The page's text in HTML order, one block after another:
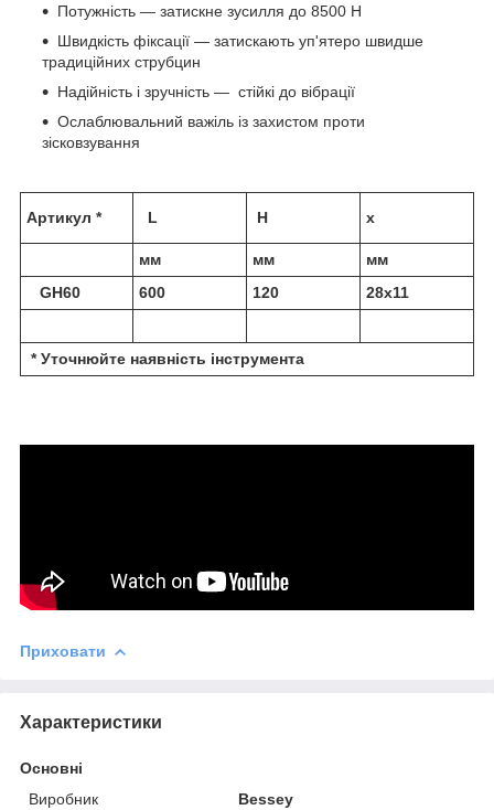
Потужність — затискне зусилля до 8500 Н
Швидкість фіксації — затискають уп'ятеро швидше
традиційних струбцин
Надійність і зручність — стійкі до вібрації
Ослаблювальний важіль із захистом проти
зісковзування
Артикул * L H x
мм мм
мм
GH60
600 120 28х11
* Уточнюйте наявність інструмента
Приховати
Характеристики
Основні
Виробник
Bessey